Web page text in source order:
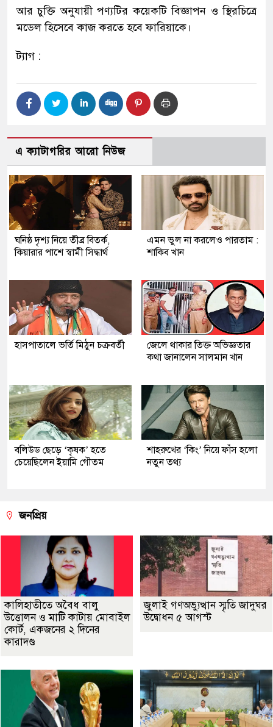
আর চুক্তি অনুযায়ী পণ্যটির কয়েকটি বিজ্ঞাপন ও স্থিরচিত্রে
মডেল হিসেবে কাজ করতে হবে ফারিয়াকে।
ট্যাগ :
এ ক্যাটাগরির আরো নিউজ
ঘনিষ্ঠ দৃশ্য নিয়ে তীব্র বিতর্ক,
কিয়ারার পাশে স্বামী সিদ্ধার্থ
এমন ভুল না করলেও পারতাম :
শাকিব খান
হাসপাতালে ভর্তি মিঠুন চক্রবর্তী
জেলে থাকার তিক্ত অভিজ্ঞতার
কথা জানালেন সালমান খান
বলিউড ছেড়ে ‘কৃষক’ হতে
চেয়েছিলেন ইয়ামি গৌতম
শাহরুখের ‘কিং’ নিয়ে ফাঁস হলো
নতুন তথ্য
জনপ্রিয়
কালিহাতীতে অবৈধ বালু
উত্তোলন ও মাটি কাটায় মোবাইল
কোর্ট, একজনের ২ দিনের
কারাদণ্ড
জুলাই গণঅভ্যুত্থান স্মৃতি জাদুঘর
উদ্বোধন ৫ আগস্ট